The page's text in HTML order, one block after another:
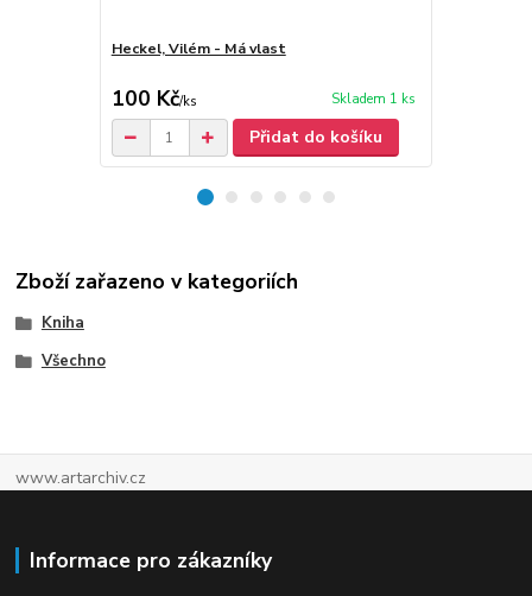
Heckel, Vilém - Má vlast
100 Kč/ks Skladem 1 ks
Přidat do košíku
Zboží zařazeno v kategoriích
Kniha
Všechno
www.artarchiv.cz
Informace pro zákazníky